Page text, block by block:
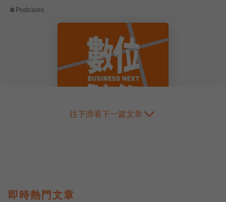
往下滑看下一篇文章
即時熱門文章